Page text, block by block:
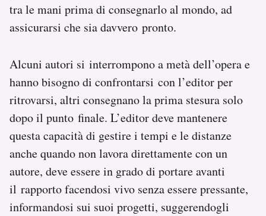
tra le mani prima di consegnarlo al mondo, ad
assicurarsi che sia davvero pronto.
Alcuni autori si interrompono a metà dell’opera e
hanno bisogno di confrontarsi con l’editor per
ritrovarsi, altri consegnano la prima stesura solo
dopo il punto finale. L’editor deve mantenere
questa capacità di gestire i tempi e le distanze
anche quando non lavora direttamente con un
autore, deve essere in grado di portare avanti
il rapporto facendosi vivo senza essere pressante,
informandosi sui suoi progetti, suggerendogli